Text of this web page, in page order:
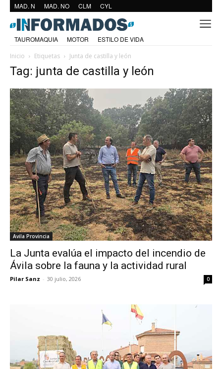
MAD. N MAD. NO CLM CYL
TAUROMAQUIA MOTOR
ESTILO DE VIDA
Inicio
Etiquetas Junta de castilla y león
Tag: junta de castilla y león
Avila Provincia
La Junta evalúa el impacto del incendio de
Ávila sobre la fauna y la actividad rural
Pilar Sanz - 30 julio, 2026 0